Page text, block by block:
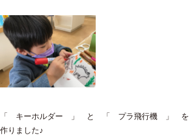
「 キーホルダー 」 と 「 プラ飛行機 」 を
作りました♪